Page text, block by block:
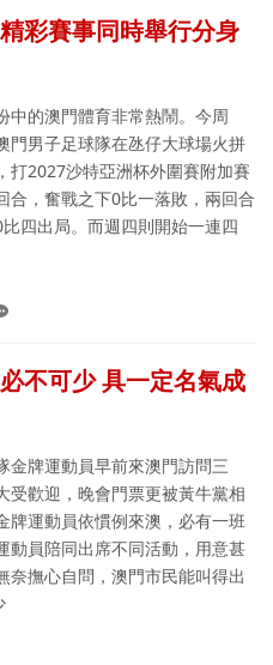
彩賽事同時舉行分身
中的澳門體育非常熱鬧。今周
門男子足球隊在氹仔大球場火拼
打2027沙特亞洲杯外圍賽附加賽
合，奮戰之下0比一落敗，兩回合
四出局。而週四則開始一連四
不可少 具一定名氣成
金牌運動員早前來澳門訪問三
受歡迎，晚會門票更被黃牛黨相
牌運動員依慣例來澳，必有一班
動員陪同出席不同活動，用意甚
奈撫心自問，澳門市民能叫得出